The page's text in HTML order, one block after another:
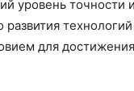
уровень точности
для